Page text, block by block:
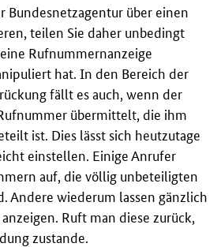
Bundesnetzagentur über einen
teilen Sie daher unbedingt
Rufnummernanzeige
hat. In den Bereich der
fällt es auch, wenn der
übermittelt, die ihm
ist. Dies lässt sich heutzutage
einstellen. Einige Anrufer
auf, die völlig unbeteiligten
Andere wiederum lassen gänzlich
Ruft man diese zurück,
zustande.